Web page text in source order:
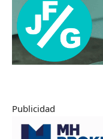
Publicidad